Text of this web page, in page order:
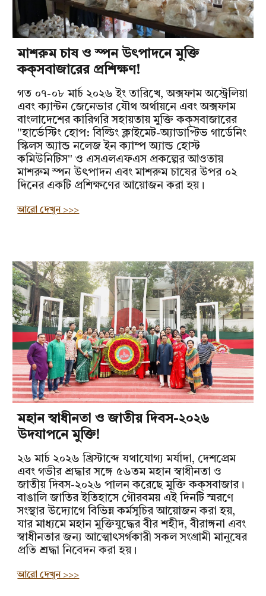
মাশরুম চাষ ও স্পন উৎপাদনে মুক্তি
কক্‌সবাজারের প্রশিক্ষণ!
গত ০৭-০৮ মার্চ ২০২৬ ইং তারিখে, অক্সফাম অস্ট্রেলিয়া
এবং ক্যান্টন জেনেভার যৌথ অর্থায়নে এবং অক্সফাম
বাংলাদেশের কারিগরি সহায়তায় মুক্তি কক্‌সবাজারের
"হার্ভেস্টিং হোপ: বিল্ডিং ক্লাইমেট-অ্যাডাপ্টিভ গার্ডেনিং
স্কিলস অ্যান্ড নলেজ ইন ক্যাম্প অ্যান্ড হোস্ট
কমিউনিটিস" ও এসএলএফএস প্রকল্পের আওতায়
মাশরুম স্পন উৎপাদন এবং মাশরুম চাষের উপর ০২
দিনের একটি প্রশিক্ষণের আয়োজন করা হয়।
আরো দেখুন >>>
মহান স্বাধীনতা ও জাতীয় দিবস-২০২৬
উদযাপনে মুক্তি!
২৬ মার্চ ২০২৬ খ্রিস্টাব্দে যথাযোগ্য মর্যাদা, দেশপ্রেম
এবং গভীর শ্রদ্ধার সঙ্গে ৫৬তম মহান স্বাধীনতা ও
জাতীয় দিবস-২০২৬ পালন করেছে মুক্তি কক্‌সবাজার।
বাঙালি জাতির ইতিহাসে গৌরবময় এই দিনটি স্মরণে
সংস্থার উদ্যোগে বিভিন্ন কর্মসূচির আয়োজন করা হয়,
যার মাধ্যমে মহান মুক্তিযুদ্ধের বীর শহীদ, বীরাঙ্গনা এবং
স্বাধীনতার জন্য আত্মোৎসর্গকারী সকল সংগ্রামী মানুষের
প্রতি শ্রদ্ধা নিবেদন করা হয়।
আরো দেখুন >>>